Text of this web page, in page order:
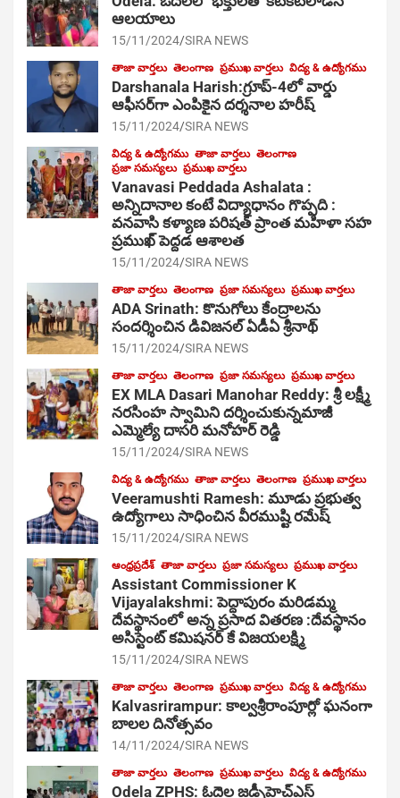
ఆల‌యాలు
15/11/2024 SIRA NEWS
తాజా వార్తలు తెలంగాణ ప్రముఖ వార్తలు విద్య & ఉద్యోగము
Darshanala Harish:గ్రూప్-4లో వార్డు
ఆఫీసర్‌గా ఎంపికైన దర్శనాల హరీష్
15/11/2024 SIRA NEWS
విద్య & ఉద్యోగము తాజా వార్తలు తెలంగాణ
ప్రజా సమస్యలు ప్రముఖ వార్తలు
Vanavasi Peddada Ashalata :
అన్నిదానాల కంటే విద్యాధానం గొప్పది :
వనవాసి కళ్యాణ పరిషత్ ప్రాంత మహిళా సహ
ప్రముఖ్ పెద్దడ ఆశాలత
15/11/2024 SIRA NEWS
తాజా వార్తలు తెలంగాణ ప్రజా సమస్యలు ప్రముఖ వార్తలు
ADA Srinath: కొనుగోలు కేంద్రాల‌ను
సంద‌ర్శించిన డివిజనల్ ఏడీఏ శ్రీనాథ్
15/11/2024 SIRA NEWS
తాజా వార్తలు తెలంగాణ ప్రజా సమస్యలు ప్రముఖ వార్తలు
EX MLA Dasari Manohar Reddy: శ్రీ లక్ష్మీ
నరసింహ స్వామిని దర్శించుకున్నమాజీ
ఎమ్మెల్యే దాసరి మనోహర్ రెడ్డి
15/11/2024 SIRA NEWS
విద్య & ఉద్యోగము తాజా వార్తలు తెలంగాణ ప్రముఖ వార్తలు
Veeramushti Ramesh: మూడు ప్రభుత్వ
ఉద్యోగాలు సాధించిన వీరముష్టి రమేష్
15/11/2024 SIRA NEWS
ఆంధ్రప్రదేశ్ తాజా వార్తలు ప్రజా సమస్యలు ప్రముఖ వార్తలు
Assistant Commissioner K
Vijayalakshmi: పెద్దాపురం మరిడమ్మ
దేవస్థానంలో అన్న ప్రసాద వితరణ :దేవస్థానం
అసిస్టెంట్ కమిషనర్ కే విజయలక్ష్మి
15/11/2024 SIRA NEWS
తాజా వార్తలు తెలంగాణ ప్రముఖ వార్తలు విద్య & ఉద్యోగము
Kalvasrirampur: కాల్వశ్రీరాంపూర్లో ఘనంగా
బాలల దినోత్సవం
14/11/2024 SIRA NEWS
తాజా వార్తలు తెలంగాణ ప్రముఖ వార్తలు విద్య & ఉద్యోగము
Odela ZPHS: ఓదెల జ‌డ్పీహెచ్ఎస్